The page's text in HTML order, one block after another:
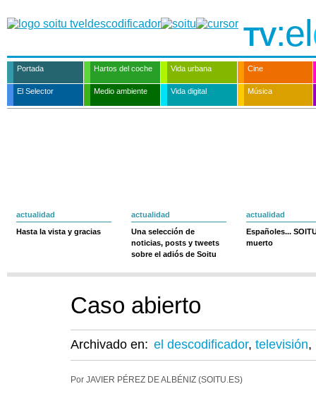
TV:el
Portada Hartos del coche Vida urbana Cine
El Selector Medio ambiente Vida digital Música
actualidad
Hasta la vista y gracias
actualidad
Una selección de
noticias, posts y tweets
sobre el adiós de Soitu
actualidad
Españoles...
muerto
Caso abierto
Archivado en: el descodificador, televisión,
Por JAVIER PÉREZ DE ALBÉNIZ (SOITU.ES)